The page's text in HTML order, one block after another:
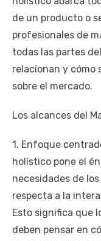
de un producto o
profesionales de
todas las partes
relacionan y cómo
sobre el mercado.
Los alcances del
1. Enfoque
holístico pone el
necesidades de
respecta a la
Esto significa que
deben pensar en